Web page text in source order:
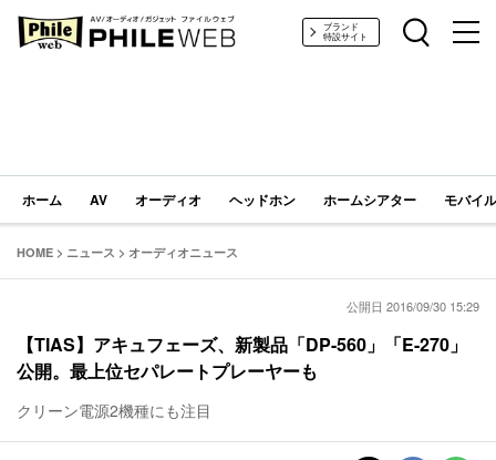
PHILE WEB｜AV/オーディオ/ガジェットブランド
特設サイト
ホーム AV オーディオ ヘッドホン ホームシアター モバイ
HOME > ニュース > オーディオニュース
公開日 2016/09/30 15:29
【TIAS】アキュフェーズ、新製品「DP-560」「E-270」
公開。最上位セパレートプレーヤーも
クリーン電源2機種にも注目